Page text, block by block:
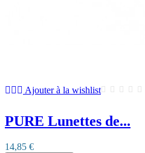
Ajouter à la wishlist
PURE Lunettes de...
14,85 €